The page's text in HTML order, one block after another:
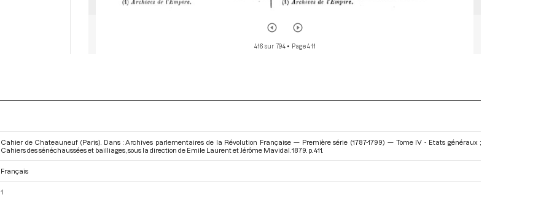
416 sur 794• Page 411
Cahier de Chateauneuf (Paris). Dans : Archives parlementaires de la Révolution Française — Première série (1787-1799) — Tome IV - Etats généraux ;
Cahiers des sénéchaussées et bailliages, sous la direction de Emile Laurent et Jérôme Mavidal. 1879. p. 411.
Français
1